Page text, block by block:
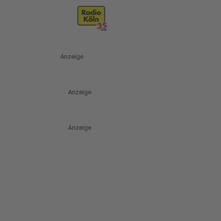
Anzeige
Anzeige
Anzeige